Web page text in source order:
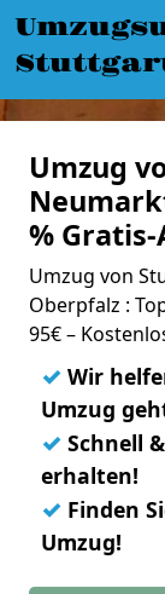
Umzug
%
Umzug von
Oberpfalz :
95€ –
✓ Wir
Umzug
✓ Schnell
erhalten!
✓ Finden
Umzug!